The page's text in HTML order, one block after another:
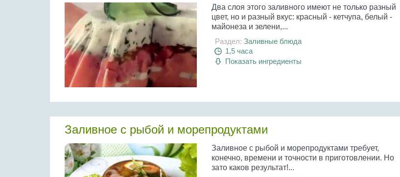
Два слоя этого заливного имеют не только разный
цвет, но и разный вкус: красный - кетчупа, белый -
майонеза и зелени,...
Раздел: Заливные блюда
1,5 часа
Показать ингредиенты
Заливное с рыбой и морепродуктами
Заливное с рыбой и морепродуктами требует,
конечно, времени и точности в приготовлении. Но
зато каков результат!...